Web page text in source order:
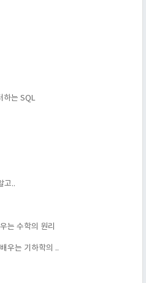
하는 SQL
고..
는 수학의 원리
우는 기하학의 ..